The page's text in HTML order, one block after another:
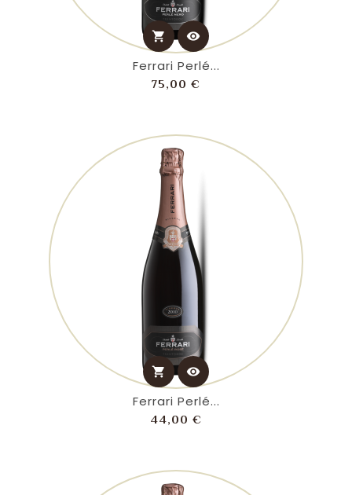
shopping_cart visibility
Ferrari Perlé...
75,00 €
shopping_cart visibility
Ferrari Perlé...
44,00 €